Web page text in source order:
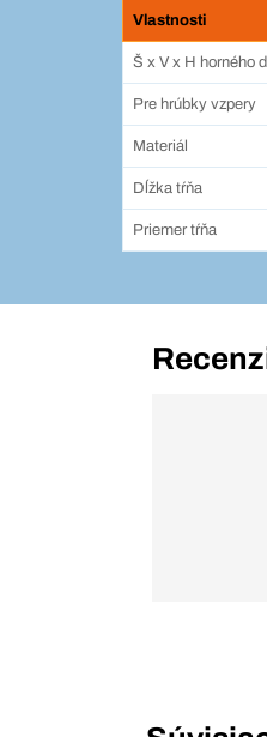
Vlastnosti
Š x V x H horného
Pre hrúbky vzpery
Materiál
Dĺžka tŕňa
Priemer tŕňa